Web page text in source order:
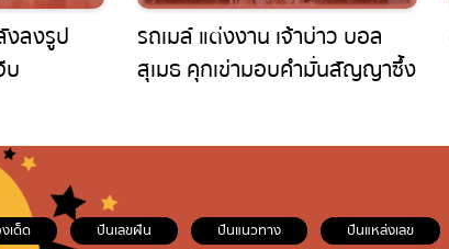
ลงรูป
รถเมล์ แต่งงาน เจ้าบ่าว บอล
สุเมธ คุกเข่ามอบคำมั่นสัญญาซึ้ง
เด็ด ปันเลขฝัน ปันแนวทาง ปันแหล่งเลข